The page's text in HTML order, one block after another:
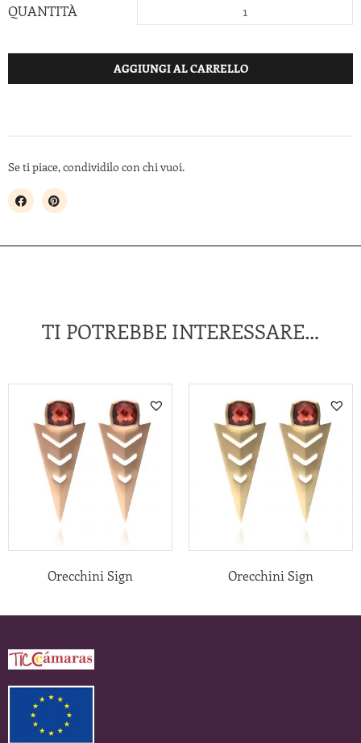
QUANTITÀ
AGGIUNGI AL CARRELLO
Se ti piace, condividilo con chi vuoi.
TI POTREBBE INTERESSARE…
Orecchini Sign Orecchini Sign